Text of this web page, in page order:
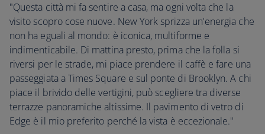
"Questa città mi fa sentire a casa, ma ogni volta che la
visito scopro cose nuove. New York sprizza un'energia che
non ha eguali al mondo: è iconica, multiforme e
indimenticabile. Di mattina presto, prima che la folla si
riversi per le strade, mi piace prendere il caffè e fare una
passeggiata a Times Square e sul ponte di Brooklyn. A chi
piace il brivido delle vertigini, può scegliere tra diverse
terrazze panoramiche altissime. Il pavimento di vetro di
Edge è il mio preferito perché la vista è eccezionale."